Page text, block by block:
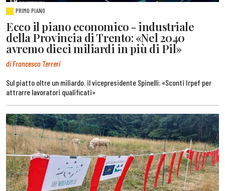
PRIMO PIANO
Ecco il piano economico - industriale
della Provincia di Trento: «Nel 2040
avremo dieci miliardi in più di Pil»
di Francesco Terreri
Sul piatto oltre un miliardo. il vicepresidente Spinelli: «Sconti Irpef per
attrarre lavoratori qualificati»